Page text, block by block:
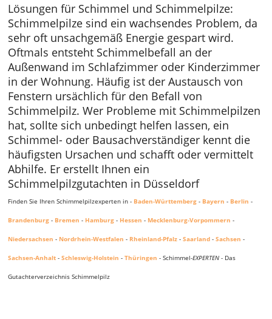
Lösungen für Schimmel und Schimmelpilze:
Schimmelpilze sind ein wachsendes Problem, da
sehr oft unsachgemäß Energie gespart wird.
Oftmals entsteht Schimmelbefall an der
Außenwand im Schlafzimmer oder Kinderzimmer
in der Wohnung. Häufig ist der Austausch von
Fenstern ursächlich für den Befall von
Schimmelpilz. Wer Probleme mit Schimmelpilzen
hat, sollte sich unbedingt helfen lassen, ein
Schimmel- oder Bausachverständiger kennt die
häufigsten Ursachen und schafft oder vermittelt
Abhilfe. Er erstellt Ihnen ein
Schimmelpilzgutachten in Düsseldorf
Finden Sie Ihren Schimmelpilzexperten in - Baden-Württemberg - Bayern - Berlin -
Brandenburg - Bremen - Hamburg - Hessen - Mecklenburg-Vorpommern -
Niedersachsen - Nordrhein-Westfalen - Rheinland-Pfalz -Saarland -Sachsen -
Sachsen-Anhalt -Schleswig-Holstein -Thüringen - Schimmel-EXPERTEN - Das
Gutachterverzeichnis Schimmelpilz